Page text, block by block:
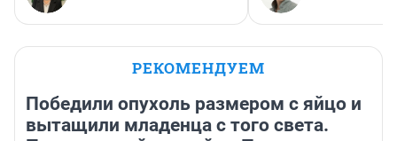
РЕКОМЕНДУЕМ
Победили опухоль размером с яйцо и
вытащили младенца с того света.